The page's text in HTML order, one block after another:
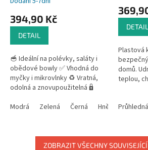
394,90 Kč
DETAIL
🥣 Ideální na polévky, saláty i
obědové bowly ✅ Vhodná do
myčky i mikrovlnky ♻️ Vratná,
odolná a znovupoužitelná 🔒
Skvělá pro...
Modrá Zelená Černá Hnědá Růžová
produktu
5
DETAIL
Plastová
domů.
teplou,
Průhledná
ZOBRAZIT VŠECHNY